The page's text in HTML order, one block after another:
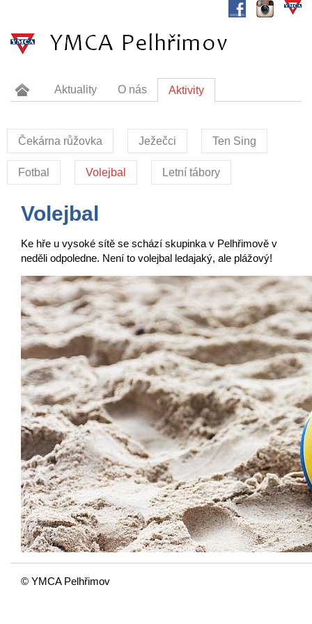
Čekárna růžovka Ježečci Ten Sing
Fotbal Volejbal Letní tábory
Volejbal
Ke hře u vysoké sítě se schází skupinka v Pelhřimově v
neděli odpoledne. Není to volejbal ledajaký, ale plážový!
© YMCA Pelhřimov
Aktuality O nás
Aktivity
Kontakt